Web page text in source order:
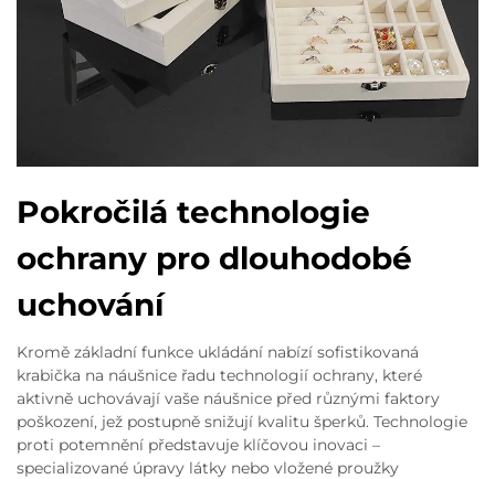
Pokročilá technologie
ochrany pro dlouhodobé
uchování
Kromě základní funkce ukládání nabízí sofistikovaná
krabička na náušnice řadu technologií ochrany, které
aktivně uchovávají vaše náušnice před různými faktory
poškození, jež postupně snižují kvalitu šperků. Technologie
proti potemnění představuje klíčovou inovaci –
specializované úpravy látky nebo vložené proužky